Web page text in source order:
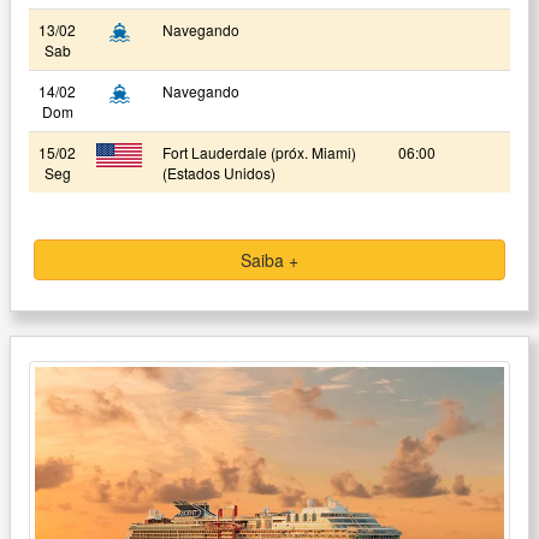
13/02
Sab
Navegando
14/02
Dom
Navegando
15/02
Seg
Fort Lauderdale (próx. Miami)
(Estados Unidos)
06:00
Saiba +